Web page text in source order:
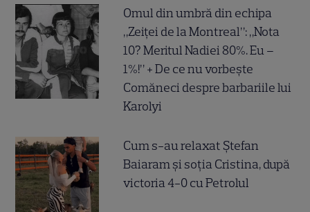
Omul din umbră din echipa
„Zeiței de la Montreal”: „Nota
10? Meritul Nadiei 80%. Eu –
1%!” + De ce nu vorbește
Comăneci despre barbariile lui
Karolyi
Cum s-au relaxat Ștefan
Baiaram și soția Cristina, după
victoria 4-0 cu Petrolul